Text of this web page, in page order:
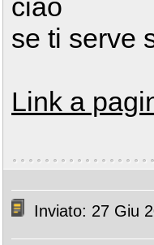
ciao
se ti serve
Link a
Inviato: 27 Giu